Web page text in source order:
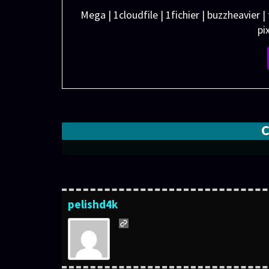
Mega | 1cloudfile | 1fichier |
pelishd4k